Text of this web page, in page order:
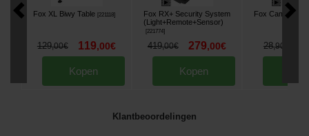
Fox XL Biwy Table 221118]
129,00€ 119,00€
Kopen
Fox RX+ Security System
(Light+Remote+Sensor)
221774]
419,00€ 279,00€
Kopen
Fox Camolite
28,90
Klantbeoordelingen